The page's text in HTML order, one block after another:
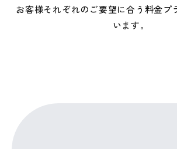
お客様それぞれのご要望に合う料金プ
います。